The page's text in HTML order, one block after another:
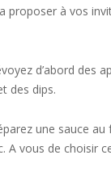
proposer à vos
d’abord des
des dips.
une sauce
vous de choisir